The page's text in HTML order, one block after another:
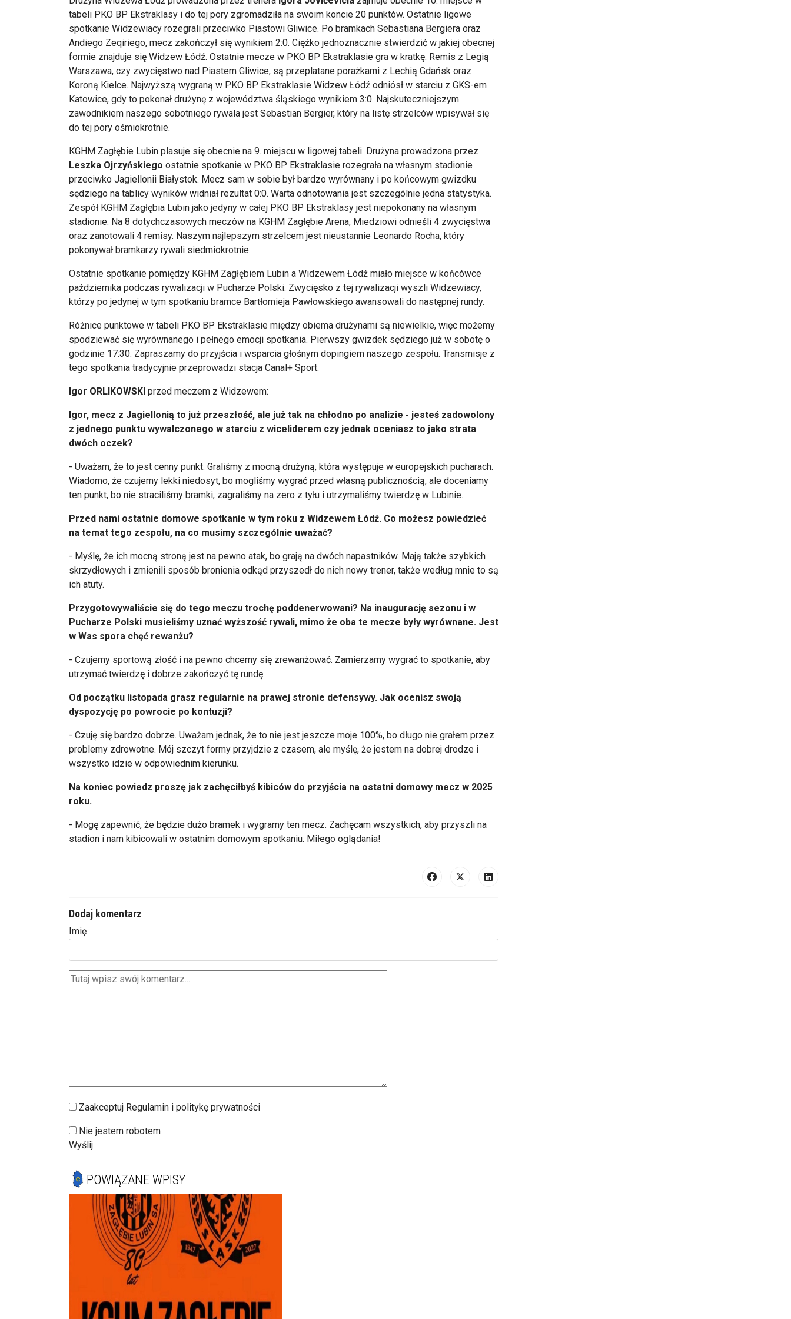
tabeli PKO BP Ekstraklasy i do tej pory zgromadziła na swoim koncie 20 punktów. Ostatnie ligowe
spotkanie Widzewiacy rozegrali przeciwko Piastowi Gliwice. Po bramkach Sebastiana Bergiera oraz
Andiego Zeqiriego, mecz zakończył się wynikiem 2:0. Ciężko jednoznacznie stwierdzić w jakiej obecnej
formie znajduje się Widzew Łódź. Ostatnie mecze w PKO BP Ekstraklasie gra w kratkę. Remis z Legią
Warszawa, czy zwycięstwo nad Piastem Gliwice, są przeplatane porażkami z Lechią Gdańsk oraz
Koroną Kielce. Najwyższą wygraną w PKO BP Ekstraklasie Widzew Łódź odniósł w starciu z GKS-em
Katowice, gdy to pokonał drużynę z województwa śląskiego wynikiem 3:0. Najskuteczniejszym
zawodnikiem naszego sobotniego rywala jest Sebastian Bergier, który na listę strzelców wpisywał się
do tej pory ośmiokrotnie.
KGHM Zagłębie Lubin plasuje się obecnie na 9. miejscu w ligowej tabeli. Drużyna prowadzona przez
Leszka Ojrzyńskiego ostatnie spotkanie w PKO BP Ekstraklasie rozegrała na własnym stadionie
przeciwko Jagiellonii Białystok. Mecz sam w sobie był bardzo wyrównany i po końcowym gwizdku
sędziego na tablicy wyników widniał rezultat 0:0. Warta odnotowania jest szczególnie jedna statystyka.
Zespół KGHM Zagłębia Lubin jako jedyny w całej PKO BP Ekstraklasy jest niepokonany na własnym
stadionie. Na 8 dotychczasowych meczów na KGHM Zagłębie Arena, Miedziowi odnieśli 4 zwycięstwa
oraz zanotowali 4 remisy. Naszym najlepszym strzelcem jest nieustannie Leonardo Rocha, który
pokonywał bramkarzy rywali siedmiokrotnie.
Ostatnie spotkanie pomiędzy KGHM Zagłębiem Lubin a Widzewem Łódź miało miejsce w końcówce
października podczas rywalizacji w Pucharze Polski. Zwycięsko z tej rywalizacji wyszli Widzewiacy,
którzy po jedynej w tym spotkaniu bramce Bartłomieja Pawłowskiego awansowali do następnej rundy.
Różnice punktowe w tabeli PKO BP Ekstraklasie między obiema drużynami są niewielkie, więc możemy
spodziewać się wyrównanego i pełnego emocji spotkania. Pierwszy gwizdek sędziego już w sobotę o
godzinie 17:30. Zapraszamy do przyjścia i wsparcia głośnym dopingiem naszego zespołu. Transmisje z
tego spotkania tradycyjnie przeprowadzi stacja Canal+ Sport.
Igor ORLIKOWSKI przed meczem z Widzewem:
Igor, mecz z Jagiellonią to już przeszłość, ale już tak na chłodno po analizie - jesteś zadowolony
z jednego punktu wywalczonego w starciu z wiceliderem czy jednak oceniasz to jako strata
dwóch oczek?
- Uważam, że to jest cenny punkt. Graliśmy z mocną drużyną, która występuje w europejskich pucharach.
Wiadomo, że czujemy lekki niedosyt, bo mogliśmy wygrać przed własną publicznością, ale doceniamy
ten punkt, bo nie straciliśmy bramki, zagraliśmy na zero z tyłu i utrzymaliśmy twierdzę w Lubinie.
Przed nami ostatnie domowe spotkanie w tym roku z Widzewem Łódź. Co możesz powiedzieć
na temat tego zespołu, na co musimy szczególnie uważać?
- Myślę, że ich mocną stroną jest na pewno atak, bo grają na dwóch napastników. Mają także szybkich
skrzydłowych i zmienili sposób bronienia odkąd przyszedł do nich nowy trener, także według mnie to są
ich atuty.
Przygotowywaliście się do tego meczu trochę poddenerwowani? Na inaugurację sezonu i w
Pucharze Polski musieliśmy uznać wyższość rywali, mimo że oba te mecze były wyrównane. Jest
w Was spora chęć rewanżu?
- Czujemy sportową złość i na pewno chcemy się zrewanżować. Zamierzamy wygrać to spotkanie, aby
utrzymać twierdzę i dobrze zakończyć tę rundę.
Od początku listopada grasz regularnie na prawej stronie defensywy. Jak ocenisz swoją
dyspozycję po powrocie po kontuzji?
- Czuję się bardzo dobrze. Uważam jednak, że to nie jest jeszcze moje 100%, bo długo nie grałem przez
problemy zdrowotne. Mój szczyt formy przyjdzie z czasem, ale myślę, że jestem na dobrej drodze i
wszystko idzie w odpowiednim kierunku.
Na koniec powiedz proszę jak zachęciłbyś kibiców do przyjścia na ostatni domowy mecz w 2025
roku.
- Mogę zapewnić, że będzie dużo bramek i wygramy ten mecz. Zachęcam wszystkich, aby przyszli na
stadion i nam kibicowali w ostatnim domowym spotkaniu. Miłego oglądania!
Dodaj komentarz
Imię
Zaakceptuj Regulamin i politykę prywatności
Nie jestem robotem
Wyślij
POWIĄZANE WPISY